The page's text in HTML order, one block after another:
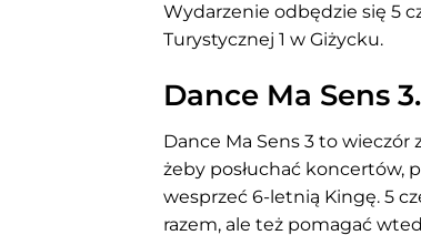
Wydarzenie odbędzie się 5
Turystycznej 1 w Giżycku.
Dance Ma Sens
Dance Ma Sens 3 to
żeby posłuchać koncertów,
wesprzeć 6-letnią Kingę. 5
razem, ale też pomagać